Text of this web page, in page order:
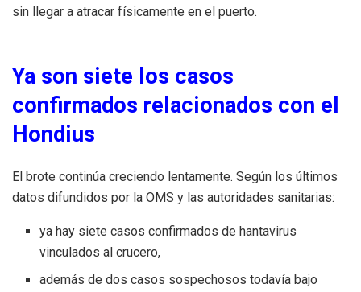
sin llegar a atracar físicamente en el puerto.
Ya son siete los casos
confirmados relacionados con el
Hondius
El brote continúa creciendo lentamente. Según los últimos
datos difundidos por la OMS y las autoridades sanitarias:
ya hay siete casos confirmados de hantavirus
vinculados al crucero,
además de dos casos sospechosos todavía bajo